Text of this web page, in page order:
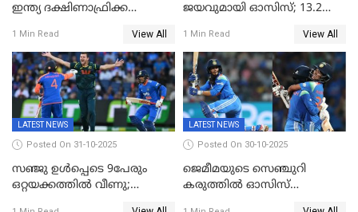
ഇന്ത്യ ദക്ഷിണാഫ്രിക്ക
1 Min Read View All
ജയവുമായി ഓസിസ്; 13.2
പരമ്പരയിൽ ലീഡ്
1 Min Read View All
LATEST NEWS
Posted On 31-10-2025
സഞ്ജു ഉൾപ്പെടെ 9പേരും
ഒറ്റയക്കത്തിൽ വീണു;
LATEST NEWS
Posted On 30-10-2025
ജെമീമയുടെ സെഞ്ചുറി
കരുത്തിൽ ഓസിസ്